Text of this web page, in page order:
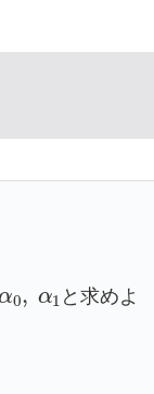
と求めよ